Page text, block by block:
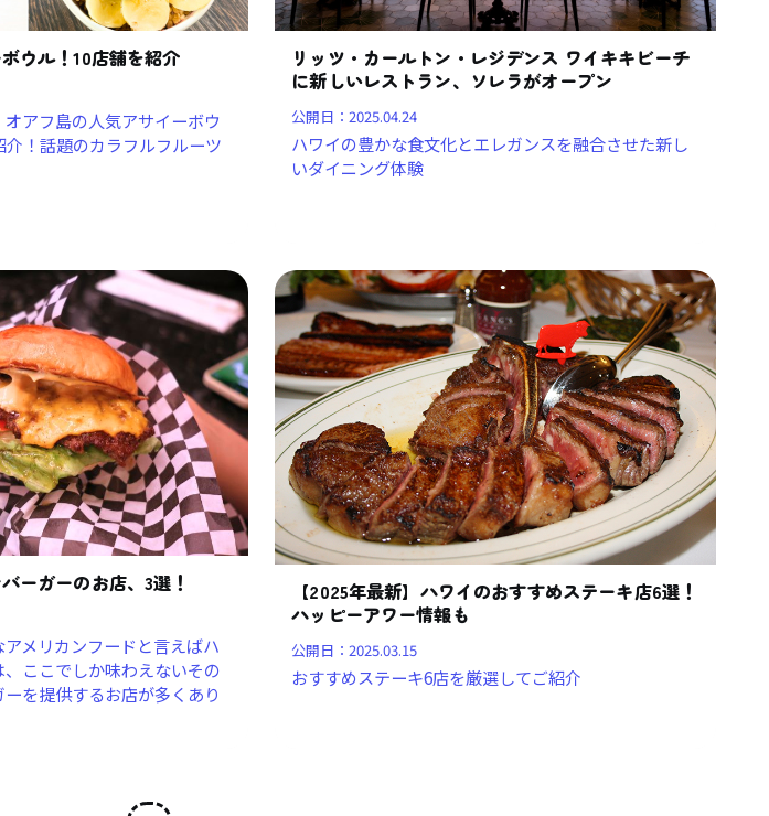
ウル！10店舗を紹介
アフ島の人気アサイーボウ
！話題のカラフルフルーツ
リッツ・カールトン・レジデンス ワイキキビーチ
に新しいレストラン、ソレラがオープン
公開日：2025.04.24
ハワイの豊かな食文化とエレガンスを融合させた新し
いダイニング体験
ーガーのお店、3選！
メリカンフードと言えばハ
ここでしか味わえないその
を提供するお店が多くあり
【2025年最新】ハワイのおすすめステーキ店6選！
ハッピーアワー情報も
公開日：2025.03.15
おすすめステーキ6店を厳選してご紹介